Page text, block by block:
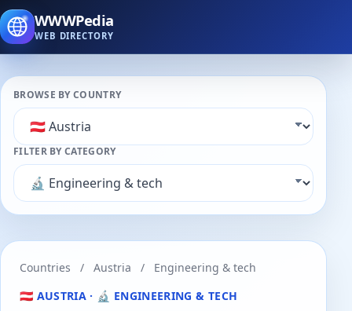
WWWPedia
WEB DIRECTORY
BROWSE BY COUNTRY
FILTER BY CATEGORY
Countries / Austria /
Engineering & tech
🇦🇹 AUSTRIA · 🔬 ENGINEERING & TECH